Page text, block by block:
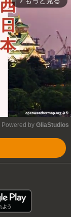
Powered by GliaStudios